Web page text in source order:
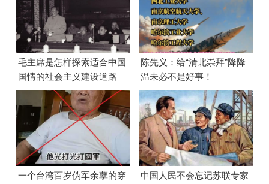
毛主席是怎样探索适合中国
国情的社会主义建设道路
的？
陈先义：给“清北崇拜”降降
温未必不是好事！
一个台湾百岁伪军余孽的穿
中国人民不会忘记苏联专家